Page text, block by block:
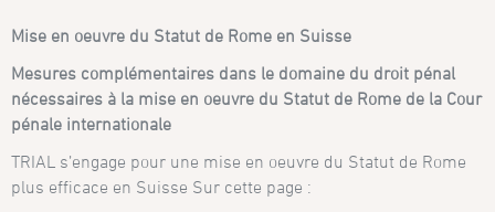
Mise en oeuvre du Statut de Rome en Suisse
Mesures complémentaires dans le domaine du droit pénal
nécessaires à la mise en oeuvre du Statut de Rome de la Cour
pénale internationale
TRIAL s’engage pour une mise en oeuvre du Statut de Rome
plus efficace en Suisse Sur cette page :